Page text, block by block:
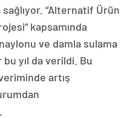
“Alternatif Ürün
kapsamında
ve damla sulama
yıl da verildi. Bu
artış